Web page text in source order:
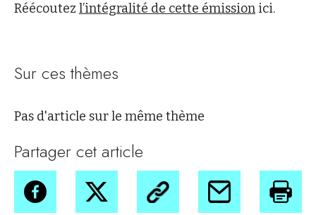
Réécoutez l’intégralité de cette émission ici.
Sur ces thèmes
Pas d'article sur le même thème
Partager cet article